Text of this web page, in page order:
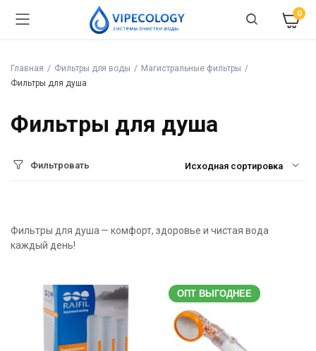
0
Главная Фильтры для воды
Магистральные фильтры
Фильтры для душа
Фильтры для душа
Фильтровать
Фильтры для душа — комфорт, здоровье и чистая вода
каждый день!
ОПТ ВЫГОДНЕЕ